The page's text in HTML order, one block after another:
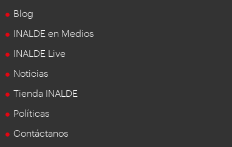
Blog
INALDE en Medios
INALDE Live
Noticias
Tienda INALDE
Políticas
Contáctanos